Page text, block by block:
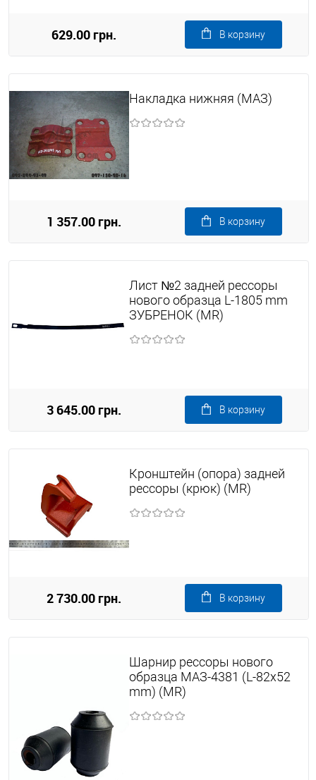
629.00 грн. В корзину
Накладка нижняя (МАЗ)
1 357.00 грн. В корзину
Лист №2 задней рессоры
нового образца L-1805 mm
ЗУБРЕНОК (MR)
3 645.00 грн. В корзину
Кронштейн (опора) задней
рессоры (крюк) (MR)
2 730.00 грн. В корзину
Шарнир рессоры нового
образца МАЗ-4381 (L-82х52
mm) (MR)